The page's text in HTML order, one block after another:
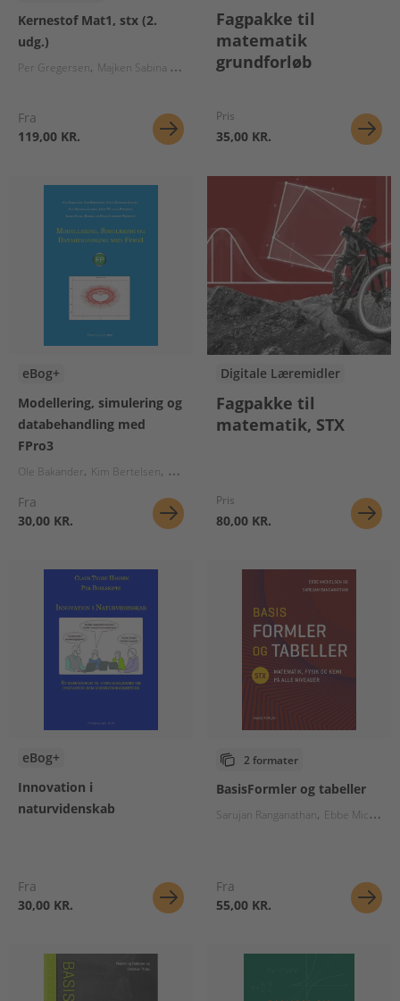
Kernestof Mat1, stx (2.
udg.)
Per Gregersen Majken Sabina Skov
Fra
119,00 KR.
Fagpakke til
matematik
grundforløb
Pris
35,00 KR.
eBog+
Modellering, simulering og
databehandling med
FPro3
Ole Bakander Kim Bertelsen Niels Elbrønd Hansen
Fra
30,00 KR.
Digitale Læremidler
Fagpakke til
matematik, STX
Pris
80,00 KR.
eBog+
Innovation i
naturvidenskab
Fra
30,00 KR.
2 formater
BasisFormler og tabeller
Sarujan Ranganathan Ebbe Michelsen
Fra
55,00 KR.